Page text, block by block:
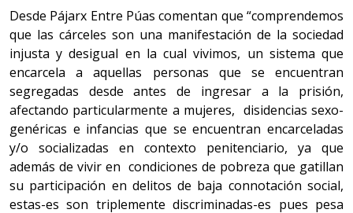
Desde Pájarx Entre Púas comentan que “comprendemos
que las cárceles son una manifestación de la sociedad
injusta y desigual en la cual vivimos, un sistema que
encarcela a aquellas personas que se encuentran
segregadas desde antes de ingresar a la prisión,
afectando particularmente a mujeres, disidencias sexo-
genéricas e infancias que se encuentran encarceladas
y/o socializadas en contexto penitenciario, ya que
además de vivir en condiciones de pobreza que gatillan
su participación en delitos de baja connotación social,
estas-es son triplemente discriminadas-es pues pesa